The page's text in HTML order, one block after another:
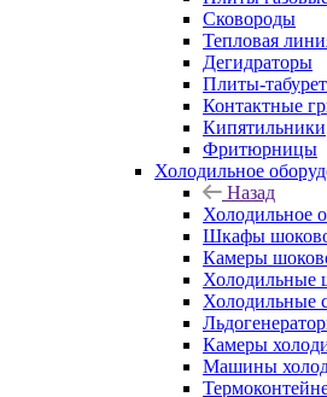
Сковороды
Тепловая
Дегидраторы
Плиты-
Контактные
Кипятильники
Фритюрницы
Холодильное
Назад
Холодильное
Шкафы
Камеры
Холодильные
Холодильные
Камеры
Машины